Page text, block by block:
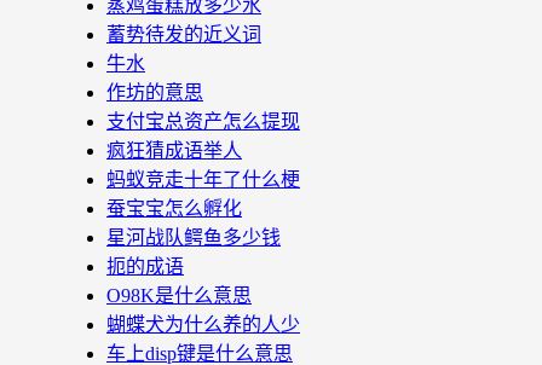
蒸鸡蛋糕放多少水
蓄势待发的近义词
牛水
作坊的意思
支付宝总资产怎么提现
疯狂猜成语举人
蚂蚁竞走十年了什么梗
蚕宝宝怎么孵化
星河战队鳄鱼多少钱
扼的成语
O98K是什么意思
蝴蝶犬为什么养的人少
车上disp键是什么意思